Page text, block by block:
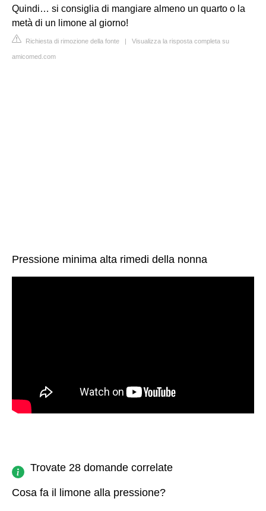
Quindi… si consiglia di mangiare almeno un quarto o la
metà di un limone al giorno!
Richiesta di rimozione della fonte | Visualizza la risposta completa su
amicomed.com
Pressione minima alta rimedi della nonna
Trovate 28 domande correlate
Cosa fa il limone alla pressione?